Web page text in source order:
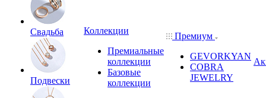
Свадьба
Подвески
Коллекции
Премиальные
коллекции
Базовые
коллекции
Премиум
GEVORKYAN
COBRA
JEWELRY